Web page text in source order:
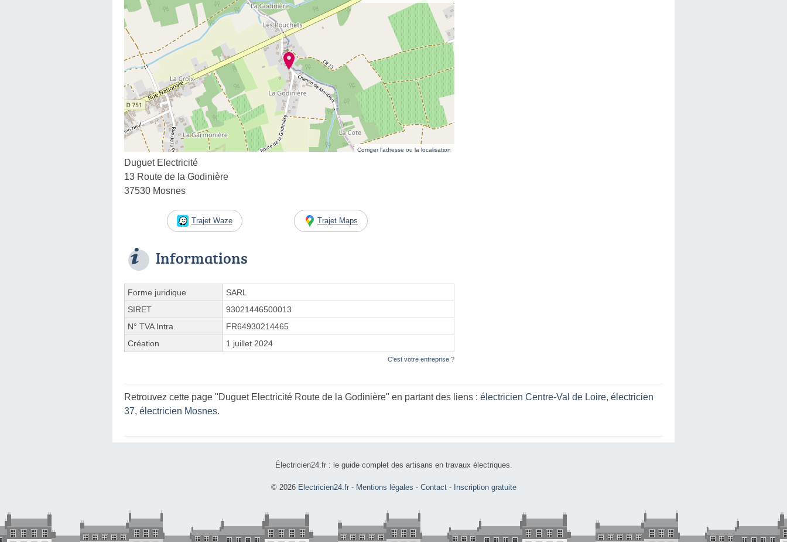
Corriger l’adresse ou la localisation
Duguet Electricité
13 Route de la Godinière
37530 Mosnes
Trajet Waze Trajet Maps
Informations
Forme juridique
SARL
SIRET
93021446500013
N° TVA Intra.
FR64930214465
Création
1 juillet 2024
C'est votre entreprise ?
Retrouvez cette page "Duguet Electricité Route de la Godinière" en partant des liens : électricien Centre-Val de Loire, électricien
37, électricien Mosnes.
Électricien24.fr : le guide complet des artisans en travaux électriques.
© 2026 Electricien24.fr - Mentions légales - Contact- Inscription gratuite